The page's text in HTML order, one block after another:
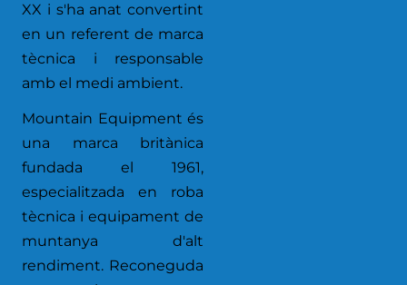
XX i s'ha anat convertint
en un referent de marca
tècnica i responsable
amb el medi ambient.
Mountain Equipment és
una marca britànica
fundada el 1961,
especialitzada en roba
tècnica i equipament de
muntanya d'alt
rendiment. Reconeguda